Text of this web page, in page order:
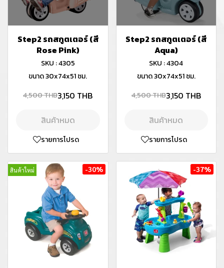
Step2 รถสกูตเตอร์ (สี
Rose Pink)
SKU : 4305
ขนาด 30x74x51 ซม.
4,500 THB3,150 THB
สินค้าหมด
รายการโปรด
Step2 รถสกูตเตอร์ (สี
Aqua)
SKU : 4304
ขนาด 30x74x51 ซม.
4,500 THB3,150 THB
สินค้าหมด
รายการโปรด
สินค้าใหม่ -30% -37%